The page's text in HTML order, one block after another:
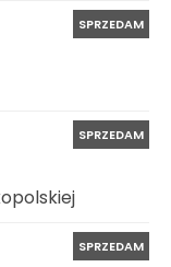
SPRZEDAM
SPRZEDAM
SPRZEDAM